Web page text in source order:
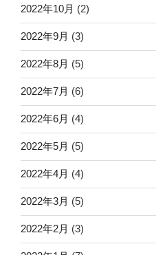
2022年10月 (2)
2022年9月 (3)
2022年8月 (5)
2022年7月 (6)
2022年6月 (4)
2022年5月 (5)
2022年4月 (4)
2022年3月 (5)
2022年2月 (3)